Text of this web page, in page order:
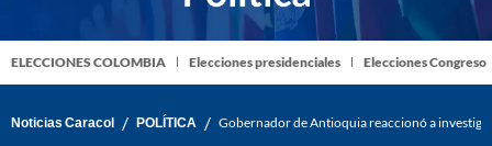
ELECCIONES COLOMBIA Elecciones presidenciales Elecciones Congreso
Noticias Caracol / POLÍTICA / Gobernador de Antioquia reaccionó a